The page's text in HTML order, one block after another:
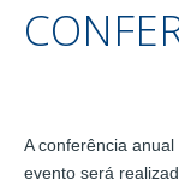
A conferência
evento será